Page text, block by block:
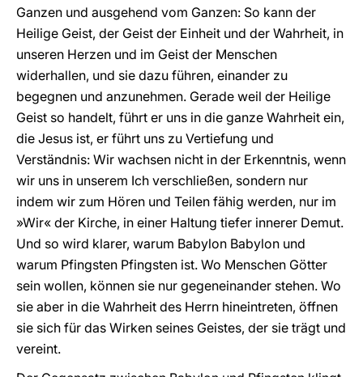
Ganzen und ausgehend vom Ganzen: So kann der
Heilige Geist, der Geist der Einheit und der Wahrheit, in
unseren Herzen und im Geist der Menschen
widerhallen, und sie dazu führen, einander zu
begegnen und anzunehmen. Gerade weil der Heilige
Geist so handelt, führt er uns in die ganze Wahrheit ein,
die Jesus ist, er führt uns zu Vertiefung und
Verständnis: Wir wachsen nicht in der Erkenntnis, wenn
wir uns in unserem Ich verschließen, sondern nur
indem wir zum Hören und Teilen fähig werden, nur im
»Wir« der Kirche, in einer Haltung tiefer innerer Demut.
Und so wird klarer, warum Babylon Babylon und
warum Pfingsten Pfingsten ist. Wo Menschen Götter
sein wollen, können sie nur gegeneinander stehen. Wo
sie aber in die Wahrheit des Herrn hineintreten, öffnen
sie sich für das Wirken seines Geistes, der sie trägt und
vereint.